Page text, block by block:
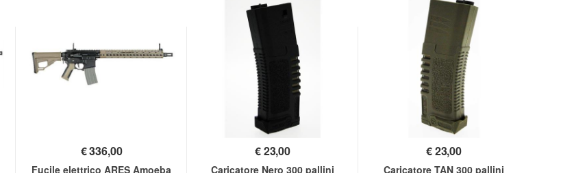
€336,00
Fucile elettrico ARES Amoeba
€23,00
Caricatore Nero 300 pallini
€23,00
Caricatore TAN 300 pallini